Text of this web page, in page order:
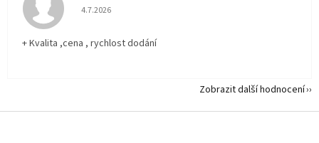
Hodnocení obchodu je 5 z 5 hvězdiček.
4.7.2026
+ Kvalita ,cena , rychlost dodání
Zobrazit další hodnocení